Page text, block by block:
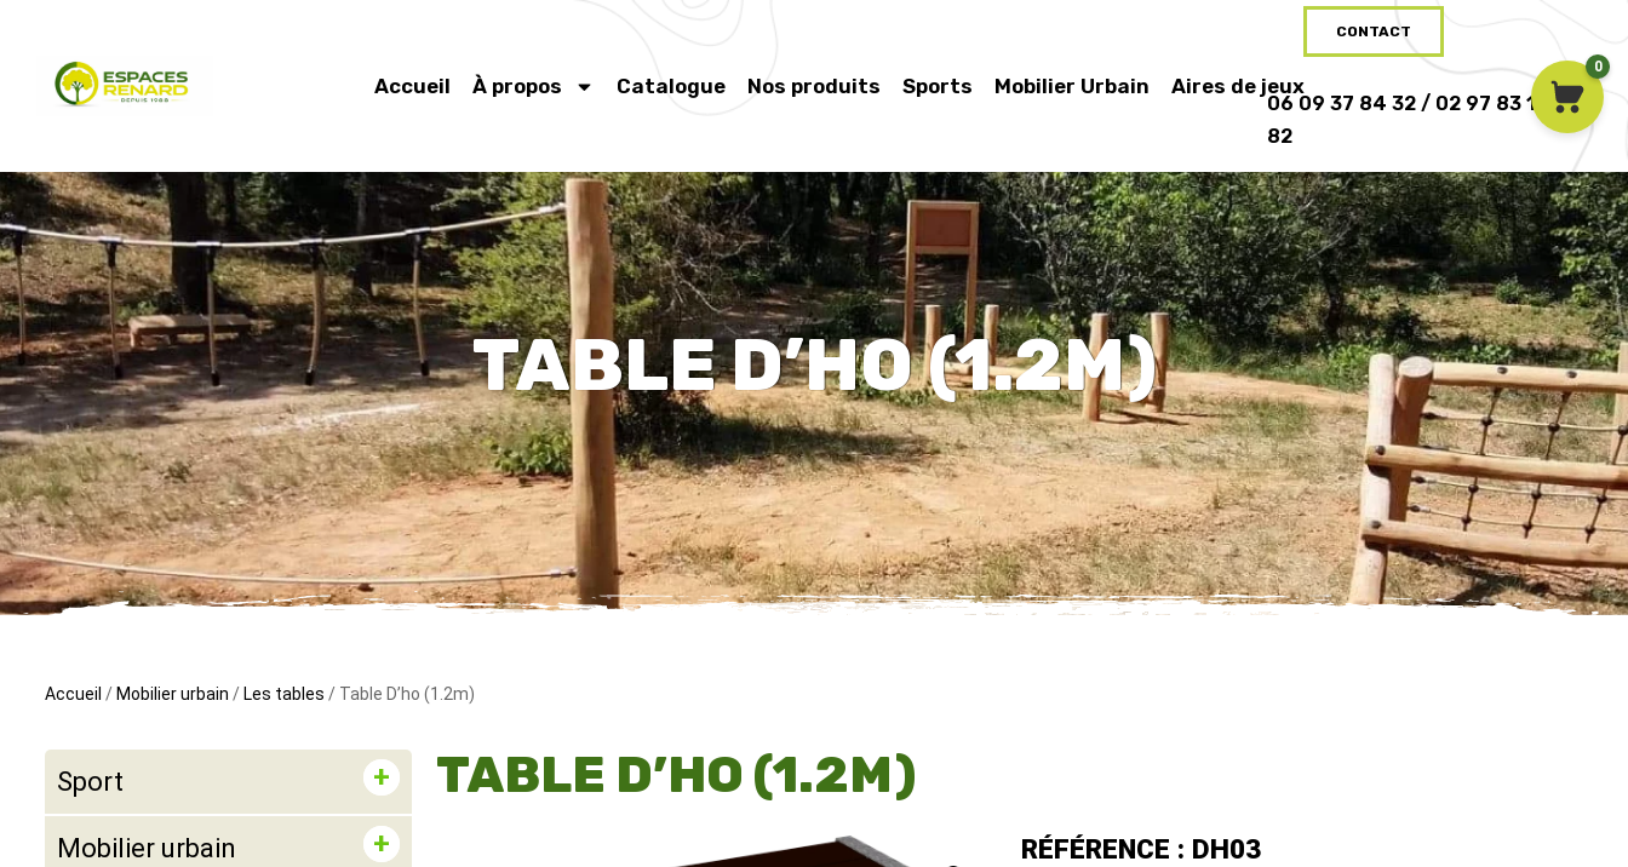
Accueil À propos Catalogue Nos produits Sports Mobilier Urbain Aires de jeux
CONTACT
06 09 37 84 32 / 02 97 83 16
82
TABLE D’HO (1.2M)
Accueil / Mobilier urbain / Les tables / Table D’ho (1.2m)
Sport
Mobilier urbain
TABLE D’HO (1.2M)
RÉFÉRENCE : DH03
0